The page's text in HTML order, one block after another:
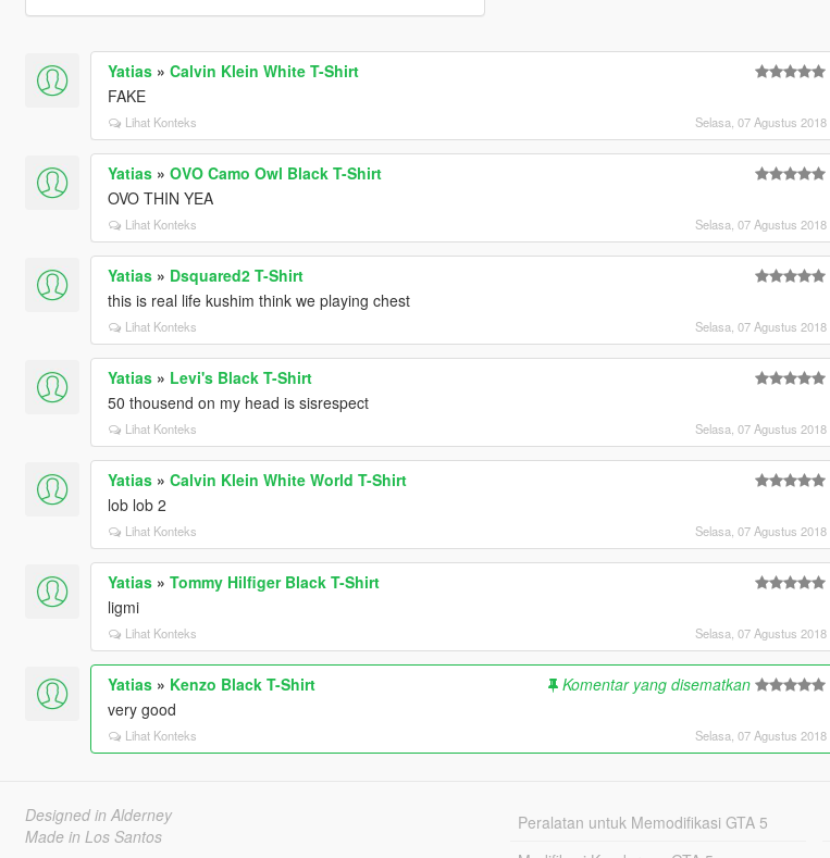
Yatias» Calvin Klein White T-Shirt
FAKE
Lihat Konteks Selasa, 07 Agustus 2018
Yatias» OVO Camo Owl Black T-Shirt
OVO THIN YEA
Lihat Konteks Selasa, 07 Agustus 2018
Yatias» Dsquared2 T-Shirt
this is real life kushim think we playing chest
Lihat Konteks Selasa, 07 Agustus 2018
Yatias» Levi's Black T-Shirt
50 thousend on my head is sisrespect
Lihat Konteks Selasa, 07 Agustus 2018
Yatias» Calvin Klein White World T-Shirt
lob lob 2
Lihat Konteks Selasa, 07 Agustus 2018
Yatias» Tommy Hilfiger Black T-Shirt
ligmi
Lihat Konteks Selasa, 07 Agustus 2018
Yatias» Kenzo Black T-Shirt
Komentar yang disematkan
very good
Lihat Konteks Selasa, 07 Agustus 2018
Designed in Alderney
Made in Los Santos
Peralatan untuk Memodifikasi GTA 5